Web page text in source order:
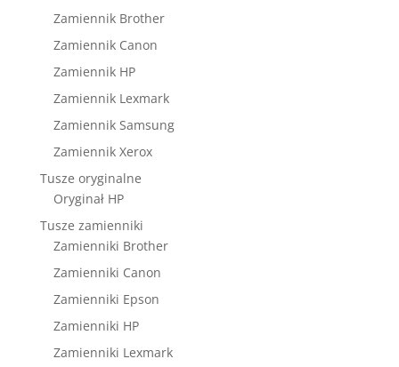
Zamiennik Brother
Zamiennik Canon
Zamiennik HP
Zamiennik Lexmark
Zamiennik Samsung
Zamiennik Xerox
Tusze oryginalne
Oryginał HP
Tusze zamienniki
Zamienniki Brother
Zamienniki Canon
Zamienniki Epson
Zamienniki HP
Zamienniki Lexmark